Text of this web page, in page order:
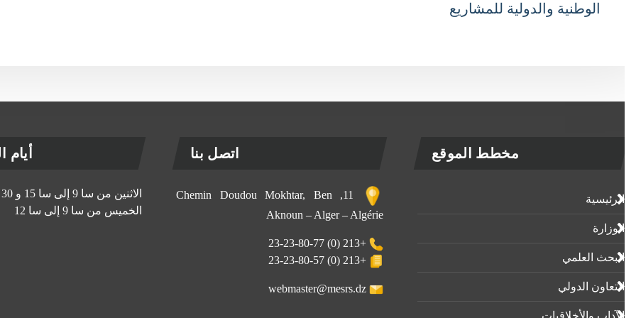
الوطنية والدولية للمشاريع
مخطط الموقع
الرئيسية
الوزارة
البحث العلمي
التعاون الدولي
الآداب واﻷخلاقيات
اتصل بنا
11, Chemin Doudou Mokhtar, Ben
Aknoun – Alger – Algérie
+213 (0) 23-23-80-77
+213 (0) 23-23-80-57
webmaster@mesrs.dz
أيام
الاثنين من سا 9 إلى سا 15 و 30 د
الخميس من سا 9 إلى سا 12